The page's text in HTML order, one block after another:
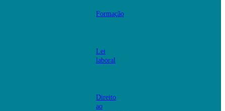
Formação
Lei
laboral
Direito
ao